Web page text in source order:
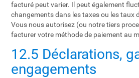
facturé peut varier. Il peut également
changements dans les taxes ou les taux
Vous nous autorisez (ou notre tiers
facturer votre méthode de paiement au
12.5 Déclarations,
engagements